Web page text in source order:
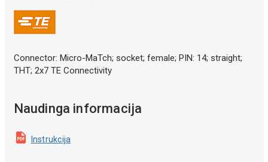
Connector: Micro-MaTch; socket; female; PIN: 14; straight;
THT; 2x7 TE Connectivity
Naudinga informacija
Instrukcija